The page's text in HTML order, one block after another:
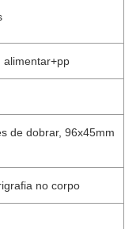
alimentar+pp
de dobrar, 96x45mm
no corpo